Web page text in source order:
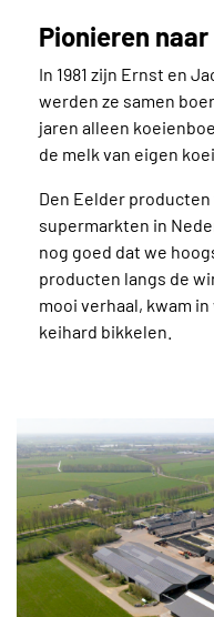
Pionieren
In 1981 zijn Ernst en
werden ze samen
jaren alleen
de melk van eigen
Den Eelder producten
supermarkten in
nog goed dat we
producten langs de
mooi verhaal, kwam
keihard bikkelen.